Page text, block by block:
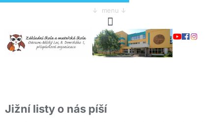
↓ menu ↓
Jižní listy o nás píší